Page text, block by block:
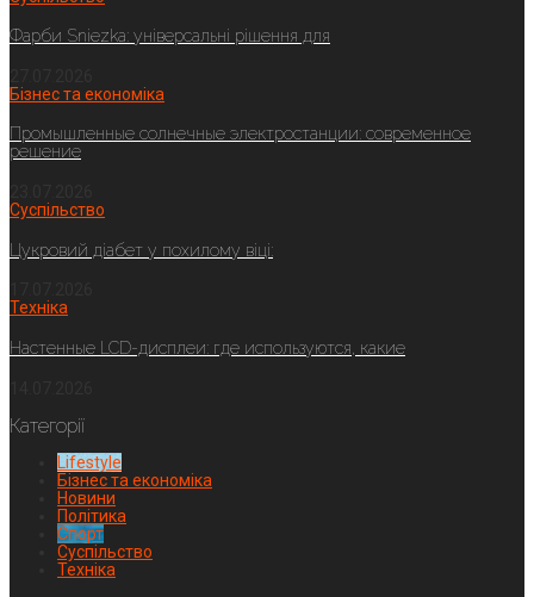
Фарби Sniezka: універсальні рішення для
Бізнес та економіка
Промышленные солнечные электростанции: современное
решение
Суспільство
Цукровий діабет у похилому віці:
Техніка
Настенные LCD-дисплеи: где используются, какие
Категорії
Lifestyle
Бізнес та економіка
Новини
Політика
Спорт
Суспільство
Техніка